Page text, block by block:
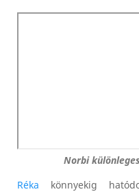
Norbi
Réka könnyekig